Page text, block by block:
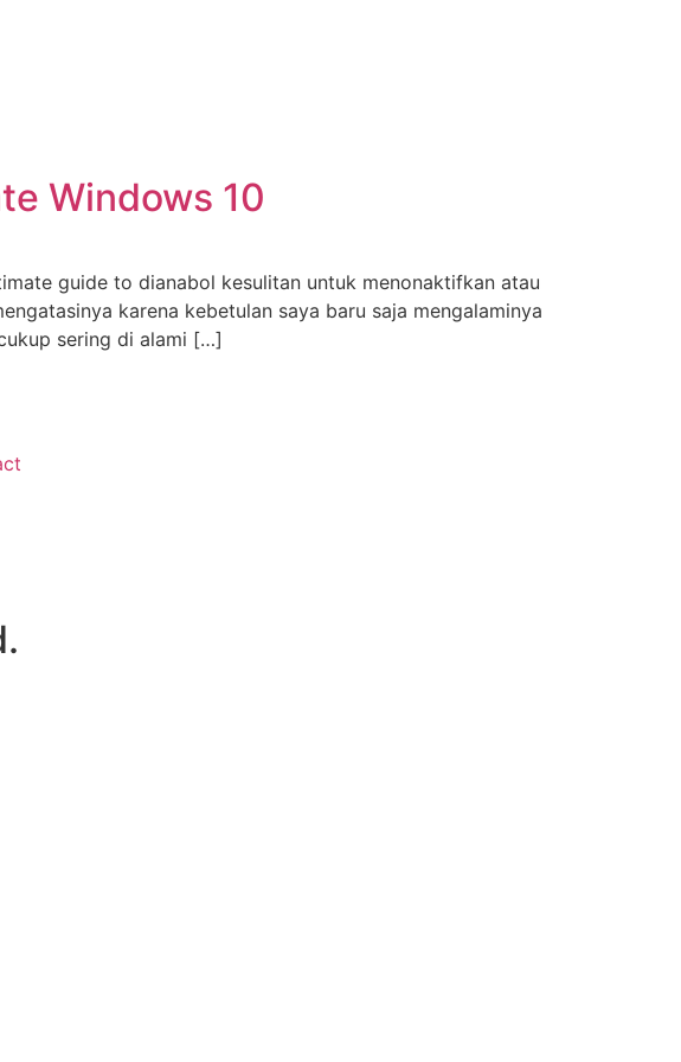
Windows 10
guide to dianabol kesulitan untuk menonaktifkan atau
karena kebetulan saya baru saja mengalaminya
sering di alami […]